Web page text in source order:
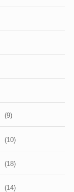
(9)
(10)
(18)
(14)